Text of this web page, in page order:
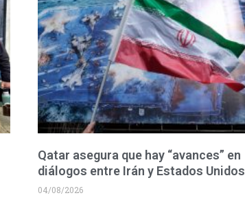
Qatar asegura que hay “avances” en
diálogos entre Irán y Estados Unidos
04/08/2026